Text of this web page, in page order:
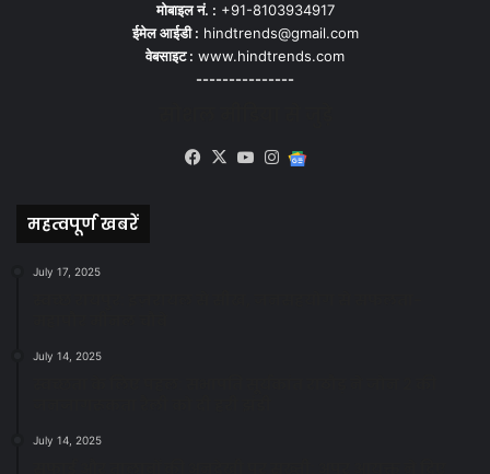
मोबाइल नं. : +91-8103934917
ईमेल आईडी : hindtrends@gmail.com
वेबसाइट : www.hindtrends.com
---------------
Facebook
X YouTubeInstagram
महत्वपूर्ण खबरें
July 17, 2025
July 14, 2025
July 14, 2025